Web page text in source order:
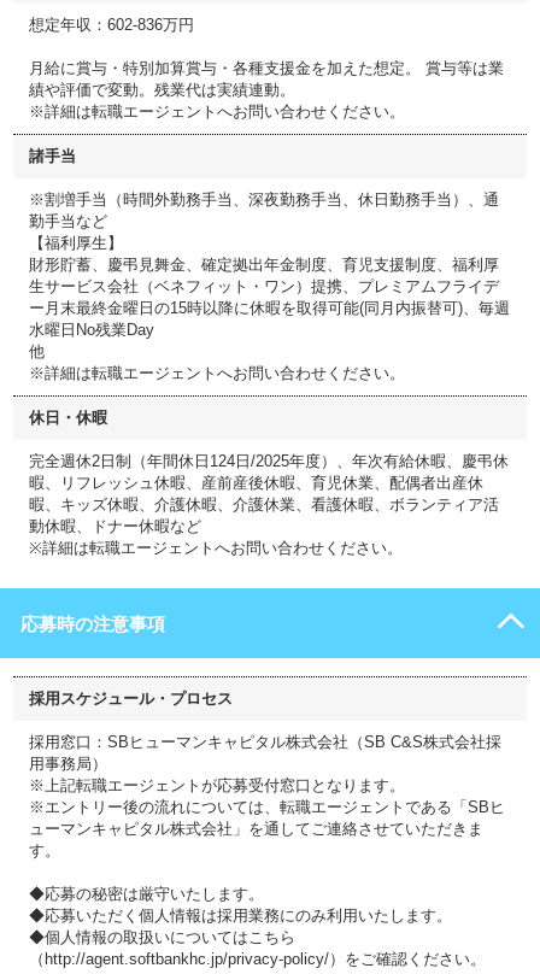
想定年収：602-836万円
月給に賞与・特別加算賞与・各種支援金を加えた想定。 賞与等は業
績や評価で変動。残業代は実績連動。
※詳細は転職エージェントへお問い合わせください。
諸手当
※割増手当（時間外勤務手当、深夜勤務手当、休日勤務手当）、通
勤手当など
【福利厚生】
財形貯蓄、慶弔見舞金、確定拠出年金制度、育児支援制度、福利厚
生サービス会社（ベネフィット・ワン）提携、プレミアムフライデ
ー月末最終金曜日の15時以降に休暇を取得可能(同月内振替可)、毎週
水曜日No残業Day
他
※詳細は転職エージェントへお問い合わせください。
休日・休暇
完全週休2日制（年間休日124日/2025年度）、年次有給休暇、慶弔休
暇、リフレッシュ休暇、産前産後休暇、育児休業、配偶者出産休
暇、キッズ休暇、介護休暇、介護休業、看護休暇、ボランティア活
動休暇、ドナー休暇など
※詳細は転職エージェントへお問い合わせください。
応募時の注意事項
採用スケジュール・プロセス
採用窓口：SBヒューマンキャピタル株式会社（SB C&S株式会社採
用事務局）
※上記転職エージェントが応募受付窓口となります。
※エントリー後の流れについては、転職エージェントである「SBヒ
ューマンキャピタル株式会社」を通してご連絡させていただきま
す。
◆応募の秘密は厳守いたします。
◆応募いただく個人情報は採用業務にのみ利用いたします。
◆個人情報の取扱いについてはこちら
（http://agent.softbankhc.jp/privacy-policy/）をご確認ください。